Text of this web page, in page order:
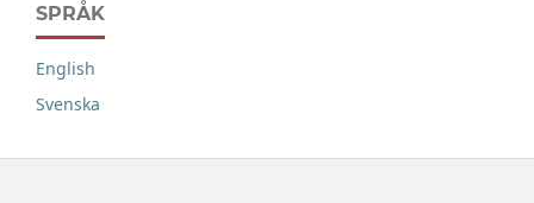
SPRÅK
English
Svenska